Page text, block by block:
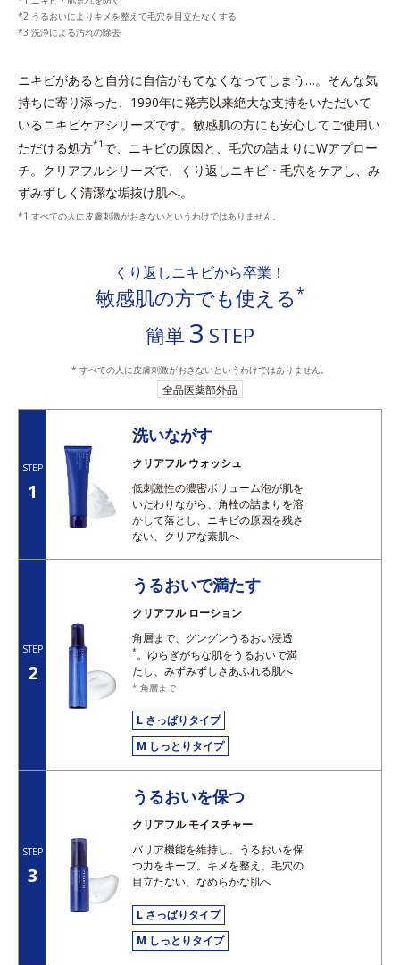
うるおいによりキメを整えて毛穴を目立たなくする
洗浄による汚れの除去
ニキビがあると自分に自信がもてなくなってしまう…。 そんな気
持ちに寄り添った、1990年に発売以来絶大な支持をいただいて
いるニキビケアシリーズです。 敏感肌の方にも安心してご使用い
ただける処方*1 で、ニキビの原因と、毛穴の詰まりにWアプロー
チ。 クリアフルシリーズで、くり返しニキビ・毛穴をケアし、み
ずみずしく清潔な垢抜け肌へ。
すべての人に皮膚刺激がおきないというわけではありません。
くり返しニキビから卒業！
敏感肌の方でも使える*
簡単 3 STEP
* すべての人に皮膚刺激がおきないというわけではありません。
全品医薬部外品
STEP
1
洗いながす
クリアフル ウォッシュ
低刺激性の濃密ボリューム泡が肌を
いたわりながら、角栓の詰まりを溶
かして落とし、ニキビの原因を残さ
ない、クリアな素肌へ
STEP
2
うるおいで満たす
クリアフル ローション
角層まで、グングンうるおい浸透
*。ゆらぎがちな肌をうるおいで満
たし、みずみずしさあふれる肌へ
* 角層まで
L さっぱりタイプ
M しっとりタイプ
STEP
3
うるおいを保つ
クリアフル モイスチャー
バリア機能を維持し、うるおいを保
つ力をキープ。キメを整え、毛穴の
目立たない、なめらかな肌へ
L さっぱりタイプ
M しっとりタイプ